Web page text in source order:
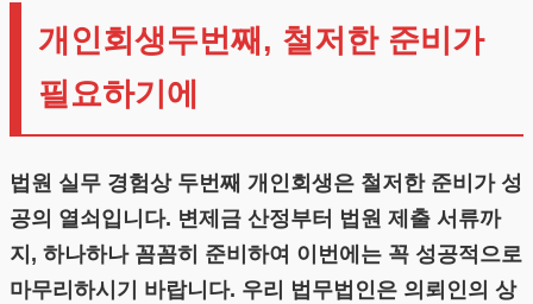
개인회생두번째, 철저한 준비가
필요하기에
법원 실무 경험상 두번째 개인회생은 철저한 준비가 성
공의 열쇠입니다. 변제금 산정부터 법원 제출 서류까
지, 하나하나 꼼꼼히 준비하여 이번에는 꼭 성공적으로
마무리하시기 바랍니다. 우리 법무법인은 의뢰인의 상